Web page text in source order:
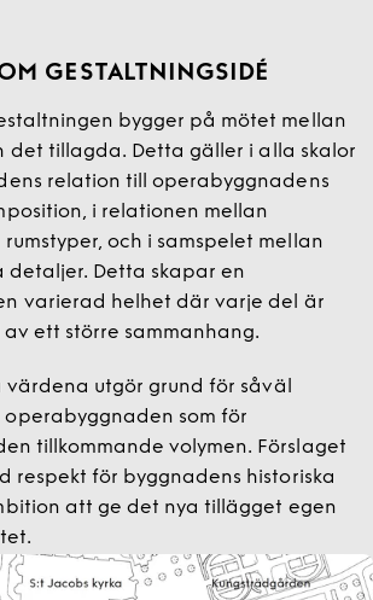
GESTALTNINGSIDÉ
bygger på mötet mellan
det tillagda. Detta gäller i alla skalor
relation till operabyggnadens
i relationen mellan
och i samspelet mellan
detaljer. Detta skapar en
varierad helhet där varje del är
ett större sammanhang.
värdena utgör grund för såväl
som för
tillkommande volymen. Förslaget
respekt för byggnadens historiska
att ge det nya tillägget egen